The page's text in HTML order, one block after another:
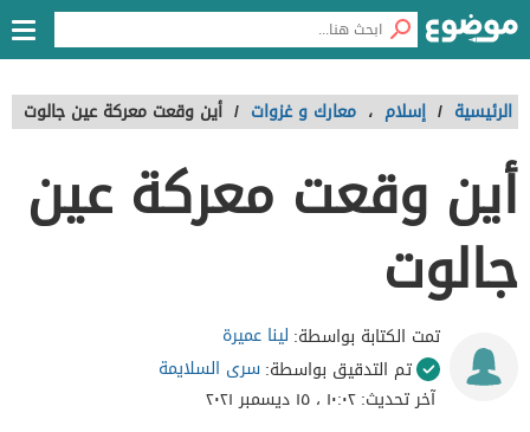
الرئيسية / إسلام ، معارك و غزوات / أين وقعت معركة عين جالوت
أين وقعت معركة عين
جالوت
تمت الكتابة بواسطة: لينا عميرة
تم التدقيق بواسطة:سرى السلايمة
آخر تحديث:١٠:٠٢ ، ١٥ ديسمبر ٢٠٢١